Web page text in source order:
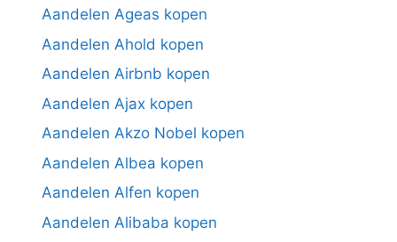
Aandelen Ageas kopen
Aandelen Ahold kopen
Aandelen Airbnb kopen
Aandelen Ajax kopen
Aandelen Akzo Nobel kopen
Aandelen Albea kopen
Aandelen Alfen kopen
Aandelen Alibaba kopen